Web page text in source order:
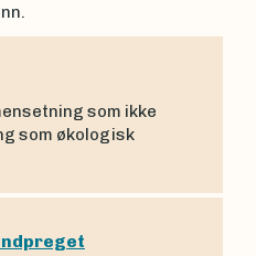
som ikke
som økologisk